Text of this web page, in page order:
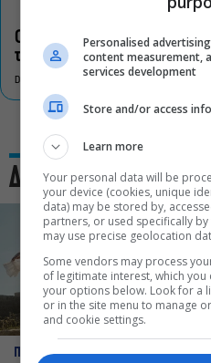
Οι «Τρωάδες» στην Επίδαυρο
τον πολιτισμό
DON'T MISS
Δες και αυτό
ΠΡΟΣΩΠΑ
Personalised
content measurement,
services development
Store and/or access
Learn more
Your personal data will be
your device (cookies, unique
data) may be stored by,
partners, or used specifically
may use precise geolocation
Some vendors may process
of legitimate interest, which
your options below. Look for a
or in the site menu to manage
and cookie settings.